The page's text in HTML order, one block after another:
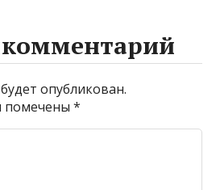
опубликован.
помечены*